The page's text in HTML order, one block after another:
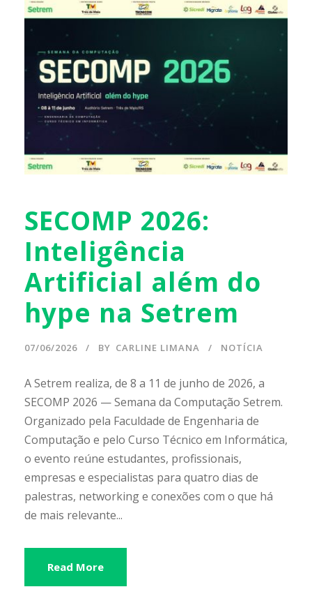
SECOMP 2026:
Inteligência
Artificial além do
hype na Setrem
07/06/2026 BY CARLINE LIMANA NOTÍCIA
A Setrem realiza, de 8 a 11 de junho de 2026, a
SECOMP 2026 — Semana da Computação Setrem.
Organizado pela Faculdade de Engenharia de
Computação e pelo Curso Técnico em Informática,
o evento reúne estudantes, profissionais,
empresas e especialistas para quatro dias de
palestras, networking e conexões com o que há
de mais relevante...
Read More